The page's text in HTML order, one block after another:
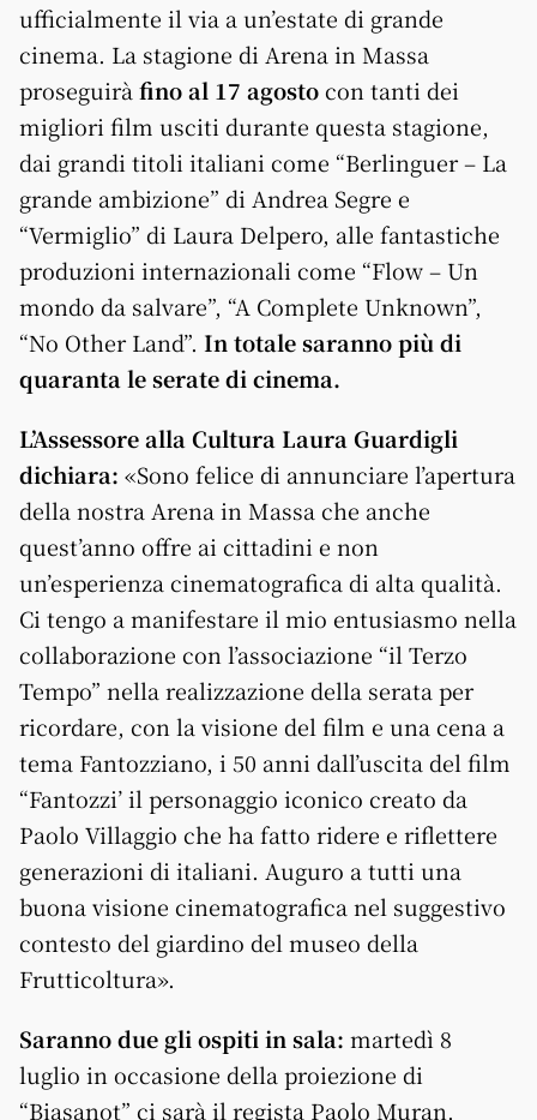
ufficialmente il via a un’estate di grande
cinema. La stagione di Arena in Massa
proseguirà fino al 17 agostocon tanti dei
migliori film usciti durante questa stagione,
dai grandi titoli italiani come “Berlinguer – La
grande ambizione” di Andrea Segre e
“Vermiglio” di Laura Delpero, alle fantastiche
produzioni internazionali come “Flow – Un
mondo da salvare”, “A Complete Unknown”,
“No Other Land”. In totale saranno più di
quaranta le serate di cinema.
L’Assessore alla Cultura Laura Guardigli
dichiara: «Sono felice di annunciare l’apertura
della nostra Arena in Massa che anche
quest’anno offre ai cittadini e non
un’esperienza cinematografica di alta qualità.
Ci tengo a manifestare il mio entusiasmo nella
collaborazione con l’associazione “il Terzo
Tempo” nella realizzazione della serata per
ricordare, con la visione del film e una cena a
tema Fantozziano, i 50 anni dall’uscita del film
“Fantozzi’ il personaggio iconico creato da
Paolo Villaggio che ha fatto ridere e riflettere
generazioni di italiani. Auguro a tutti una
buona visione cinematografica nel suggestivo
contesto del giardino del museo della
Frutticoltura».
Saranno due gli ospiti in sala: martedì 8
luglio in occasione della proiezione di
“Biasanot” ci sarà il regista Paolo Muran.